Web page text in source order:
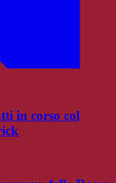
in corso col